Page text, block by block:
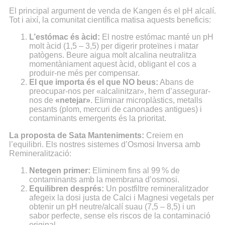
El principal argument de venda de Kangen és el pH alcalí.
Tot i així, la comunitat científica matisa aquests beneficis:
L’estómac és àcid: El nostre estómac manté un pH
molt àcid (1,5 – 3,5) per digerir proteïnes i matar
patògens. Beure aigua molt alcalina neutralitza
momentàniament aquest àcid, obligant el cos a
produir-ne més per compensar.
El que importa és el que NO beus: Abans de
preocupar-nos per «alcalinitzar», hem d’assegurar-
nos de «netejar». Eliminar microplàstics, metalls
pesants (plom, mercuri de canonades antigues) i
contaminants emergents és la prioritat.
La proposta de Sata Manteniments: Creiem en
l’equilibri. Els nostres sistemes d’Osmosi Inversa amb
Remineralització:
Netegen primer: Eliminem fins al 99 % de
contaminants amb la membrana d’osmosi.
Equilibren després: Un postfiltre remineralitzador
afegeix la dosi justa de Calci i Magnesi vegetals per
obtenir un pH neutre/alcalí suau (7,5 – 8,5) i un
sabor perfecte, sense els riscos de la contaminació